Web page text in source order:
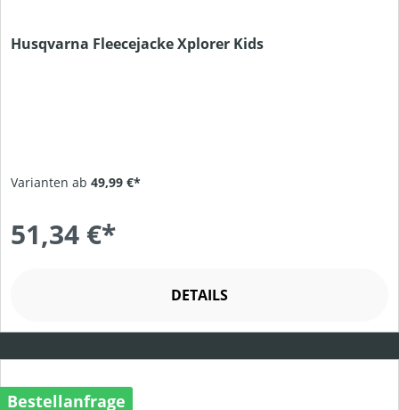
Husqvarna Fleecejacke Xplorer Kids
Varianten ab 49,99 €*
51,34 €*
DETAILS
Bestellanfrage